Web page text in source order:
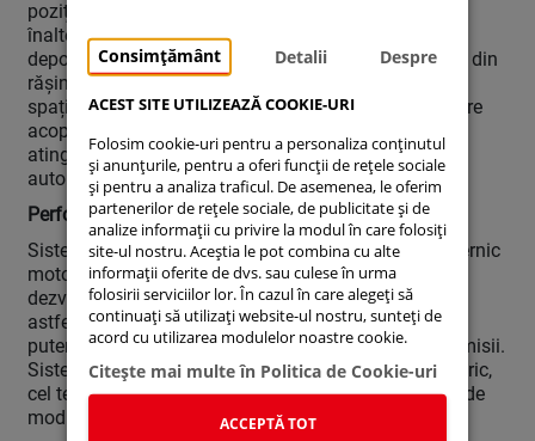
Consimțământ Detalii Despre
ACEST SITE UTILIZEAZĂ COOKIE-URI
Folosim cookie-uri pentru a personaliza conținutul
și anunțurile, pentru a oferi funcții de rețele sociale
și pentru a analiza traficul. De asemenea, le oferim
partenerilor de rețele sociale, de publicitate și de
analize informații cu privire la modul în care folosiți
site-ul nostru. Aceștia le pot combina cu alte
informații oferite de dvs. sau culese în urma
folosirii serviciilor lor. În cazul în care alegeți să
continuați să utilizați website-ul nostru, sunteți de
acord cu utilizarea modulelor noastre cookie.
Citeşte mai multe în Politica de Cookie-uri
ACCEPTĂ TOT
poziționată mai jos pentru a face loc obiectelor mai
înalte, iar dacă e întoarsă poate fi folosită pentru a
depozita obiecte ude sau murdare, mulțumită fațetei din
rășină. Portbagajul poate fi extins cu ușurință într-un
spațiu plat prin rabatarea banchetei spate. Ruloul care
acoperă portbagajul poate fi retras dintr-o singură
atingere, iar portbagajul este echipat cu iluminare
automată și cu o priză de 12 V.
Performanță hibrid
Sistemul hibrid al lui Suzuki Swace combină un puternic
motor electric cu o unitate pe benzină, de 1,8 litri,
dezvoltată exclusiv pentru aplicația hibridă, oferind
astfel o senzație de rulare armonioasă cu accelerații
puternice dar și o excelentă eficiență la consum și emisii.
Sistemul hibrid folosește în mod optim motorul electric,
cel termic sau pe amândouă concomitent în funcție de
modurile de condus.